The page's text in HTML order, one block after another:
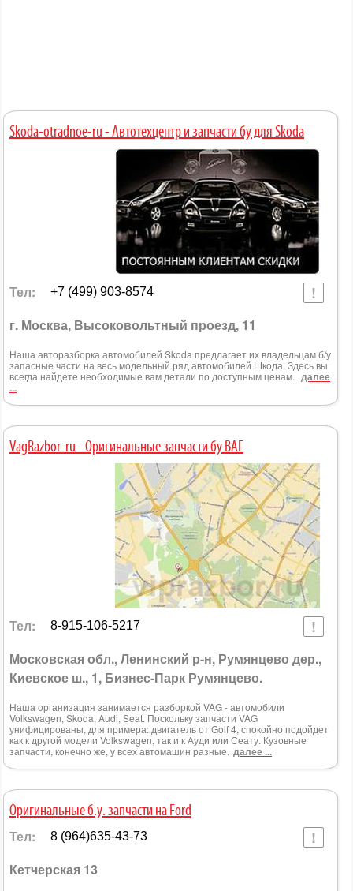
Skoda-otradnoe-ru - Автотехцентр и запчасти бу для Skoda
Тел: +7 (499) 903-8574
г. Москва, Высоковольтный проезд, 11
Наша авторазборка автомобилей Skoda предлагает их владельцам б/у
запасные части на весь модельный ряд автомобилей Шкода. Здесь вы
всегда найдете необходимые вам детали по доступным ценам. далее
...
VagRazbor-ru - Оригинальные запчасти бу ВАГ
Тел: 8-915-106-5217
Московская обл., Ленинский р-н, Румянцево дер.,
Киевское ш., 1, Бизнес-Парк Румянцево.
Наша организация занимается разборкой VAG - автомобили
Volkswagen, Skoda, Audi, Seat. Поскольку запчасти VAG
унифицированы, для примера: двигатель от Golf 4, спокойно подойдет
как к другой модели Volkswagen, так и к Ауди или Сеату. Кузовные
запчасти, конечно же, у всех автомашин разные. далее ...
Оригинальные б.у. запчасти на Ford
Тел: 8 (964)635-43-73
Кетчерская 13